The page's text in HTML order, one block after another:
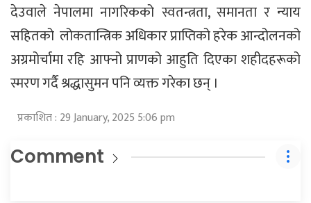
देउवाले नेपालमा नागरिकको स्वतन्त्रता, समानता र न्याय
सहितको लोकतान्त्रिक अधिकार प्राप्तिको हरेक आन्दोलनको
अग्रमोर्चामा रहि आफ्नो प्राणको आहुति दिएका शहीदहरूको
स्मरण गर्दै श्रद्धासुमन पनि व्यक्त गरेका छन् ।
प्रकाशित : 29 January, 2025 5:06 pm
Comment